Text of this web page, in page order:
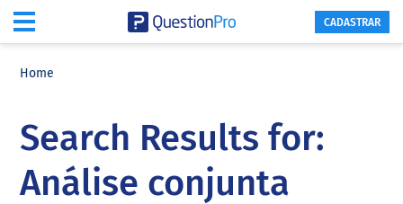
CADASTRAR
Home
Search Results for:
Análise conjunta